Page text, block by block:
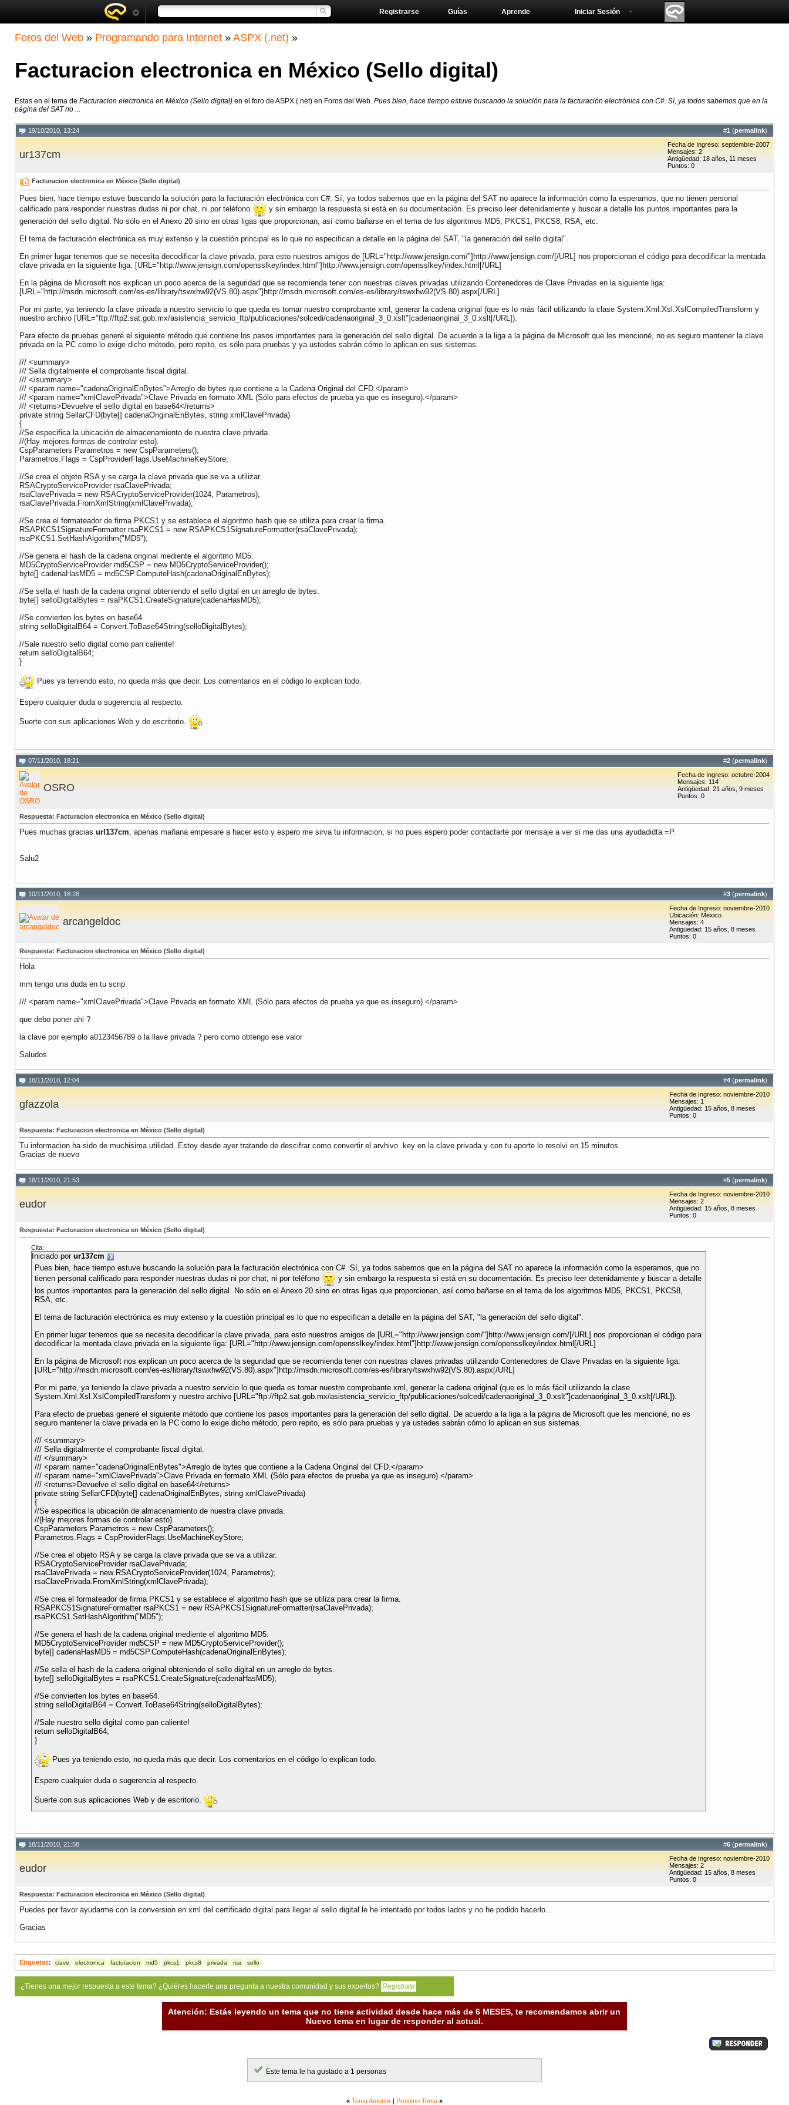
Aprende
Guías
Registrarse Iniciar Sesión
Foros del Web » Programando para Internet » ASPX (.net) »
Facturacion electronica en México (Sello digital)
Estas en el tema de Facturacion electronica en México (Sello digital) en el foro de ASPX (.net) en Foros del Web. Pues bien, hace tiempo estuve buscando la solución para la facturación electrónica con C#. Sí, ya todos sabemos que en la
página del SAT no ...
#1 (permalink)
19/10/2010, 13:24
ur137cm
Fecha de Ingreso: septiembre-2007
Mensajes: 2
Antigüedad: 18 años, 11 meses
Puntos: 0
Facturacion electronica en México (Sello digital)
Pues bien, hace tiempo estuve buscando la solución para la facturación electrónica con C#. Sí, ya todos sabemos que en la página del SAT no aparece la información como la esperamos, que no tienen personal
calificado para responder nuestras dudas ni por chat, ni por teléfono
y sin embargo la respuesta si está en su documentación. Es preciso leer detenidamente y buscar a detalle los puntos importantes para la
generación del sello digital. No sólo en el Anexo 20 sino en otras ligas que proporcionan, así como bañarse en el tema de los algoritmos MD5, PKCS1, PKCS8, RSA, etc.
El tema de facturación electrónica es muy extenso y la cuestión principal es lo que no especifican a detalle en la página del SAT, "la generación del sello digital".
En primer lugar tenemos que se necesita decodificar la clave privada, para esto nuestros amigos de [URL="http://www.jensign.com/"]http://www.jensign.com/[/URL] nos proporcionan el código para decodificar la mentada
clave privada en la siguiente liga: [URL="http://www.jensign.com/opensslkey/index.html"]http://www.jensign.com/opensslkey/index.html[/URL]
En la página de Microsoft nos explican un poco acerca de la seguridad que se recomienda tener con nuestras claves privadas utilizando Contenedores de Clave Privadas en la siguiente liga:
[URL="http://msdn.microsoft.com/es-es/library/tswxhw92(VS.80).aspx"]http://msdn.microsoft.com/es-es/library/tswxhw92(VS.80).aspx[/URL]
Por mi parte, ya teniendo la clave privada a nuestro servicio lo que queda es tomar nuestro comprobante xml, generar la cadena original (que es lo más fácil utilizando la clase System.Xml.Xsl.XslCompiledTransform y
nuestro archivo [URL="ftp://ftp2.sat.gob.mx/asistencia_servicio_ftp/publicaciones/solcedi/cadenaoriginal_3_0.xslt"]cadenaoriginal_3_0.xslt[/URL]).
Para efecto de pruebas generé el siguiente método que contiene los pasos importantes para la generación del sello digital. De acuerdo a la liga a la página de Microsoft que les mencioné, no es seguro mantener la clave
privada en la PC como lo exige dicho método, pero repito, es sólo para pruebas y ya ustedes sabrán cómo lo aplican en sus sistemas.
/// <summary>
/// Sella digitalmente el comprobante fiscal digital.
/// </summary>
/// <param name="cadenaOriginalEnBytes">Arreglo de bytes que contiene a la Cadena Original del CFD.</param>
/// <param name="xmlClavePrivada">Clave Privada en formato XML (Sólo para efectos de prueba ya que es inseguro).</param>
/// <returns>Devuelve el sello digital en base64</returns>
private string SellarCFD(byte[] cadenaOriginalEnBytes, string xmlClavePrivada)
{
//Se especifica la ubicación de almacenamiento de nuestra clave privada.
//(Hay mejores formas de controlar esto).
CspParameters Parametros = new CspParameters();
Parametros.Flags = CspProviderFlags.UseMachineKeyStore;
//Se crea el objeto RSA y se carga la clave privada que se va a utilizar.
RSACryptoServiceProvider rsaClavePrivada;
rsaClavePrivada = new RSACryptoServiceProvider(1024, Parametros);
rsaClavePrivada.FromXmlString(xmlClavePrivada);
//Se crea el formateador de firma PKCS1 y se establece el algoritmo hash que se utiliza para crear la firma.
RSAPKCS1SignatureFormatter rsaPKCS1 = new RSAPKCS1SignatureFormatter(rsaClavePrivada);
rsaPKCS1.SetHashAlgorithm("MD5");
//Se genera el hash de la cadena original mediente el algoritmo MD5.
MD5CryptoServiceProvider md5CSP = new MD5CryptoServiceProvider();
byte[] cadenaHasMD5 = md5CSP.ComputeHash(cadenaOriginalEnBytes);
//Se sella el hash de la cadena original obteniendo el sello digital en un arreglo de bytes.
byte[] selloDigitalBytes = rsaPKCS1.CreateSignature(cadenaHasMD5);
//Se convierten los bytes en base64.
string selloDigitalB64 = Convert.ToBase64String(selloDigitalBytes);
//Sale nuestro sello digital como pan caliente!
return selloDigitalB64;
}
Pues ya teniendo esto, no queda más que decir. Los comentarios en el código lo explican todo.
Espero cualquier duda o sugerencia al respecto.
Suerte con sus aplicaciones Web y de escritorio.
#2 (permalink)
07/11/2010, 18:21
OSRO
Fecha de Ingreso: octubre-2004
Mensajes: 114
Antigüedad: 21 años, 9 meses
Puntos: 0
Respuesta: Facturacion electronica en México (Sello digital)
Pues muchas gracias url137cm, apenas mañana empesare a hacer esto y espero me sirva tu informacion, si no pues espero poder contactarte por mensaje a ver si me das una ayudadidta =P.
Salu2
#3 (permalink)
10/11/2010, 18:28
arcangeldoc
Fecha de Ingreso: noviembre-2010
Ubicación: Mexico
Mensajes: 4
Antigüedad: 15 años, 8 meses
Puntos: 0
Respuesta: Facturacion electronica en México (Sello digital)
Hola
mm tengo una duda en tu scrip
/// <param name="xmlClavePrivada">Clave Privada en formato XML (Sólo para efectos de prueba ya que es inseguro).</param>
que debo poner ahi ?
la clave por ejemplo a0123456789 o la llave privada ? pero como obtengo ese valor
Saludos
#4 (permalink)
18/11/2010, 12:04
gfazzola
Fecha de Ingreso: noviembre-2010
Mensajes: 1
Antigüedad: 15 años, 8 meses
Puntos: 0
Respuesta: Facturacion electronica en México (Sello digital)
Tu informacion ha sido de muchisima utilidad. Estoy desde ayer tratando de descifrar como convertir el arvhivo .key en la clave privada y con tu aporte lo resolvi en 15 minutos.
Gracias de nuevo
#5 (permalink)
18/11/2010, 21:53
eudor
Fecha de Ingreso: noviembre-2010
Mensajes: 2
Antigüedad: 15 años, 8 meses
Puntos: 0
Respuesta: Facturacion electronica en México (Sello digital)
Cita:
Iniciado por ur137cm
Pues bien, hace tiempo estuve buscando la solución para la facturación electrónica con C#. Sí, ya todos sabemos que en la página del SAT no aparece la información como la esperamos, que no
tienen personal calificado para responder nuestras dudas ni por chat, ni por teléfono
y sin embargo la respuesta si está en su documentación. Es preciso leer detenidamente y buscar a detalle
los puntos importantes para la generación del sello digital. No sólo en el Anexo 20 sino en otras ligas que proporcionan, así como bañarse en el tema de los algoritmos MD5, PKCS1, PKCS8,
RSA, etc.
El tema de facturación electrónica es muy extenso y la cuestión principal es lo que no especifican a detalle en la página del SAT, "la generación del sello digital".
En primer lugar tenemos que se necesita decodificar la clave privada, para esto nuestros amigos de [URL="http://www.jensign.com/"]http://www.jensign.com/[/URL] nos proporcionan el código para
decodificar la mentada clave privada en la siguiente liga: [URL="http://www.jensign.com/opensslkey/index.html"]http://www.jensign.com/opensslkey/index.html[/URL]
En la página de Microsoft nos explican un poco acerca de la seguridad que se recomienda tener con nuestras claves privadas utilizando Contenedores de Clave Privadas en la siguiente liga:
[URL="http://msdn.microsoft.com/es-es/library/tswxhw92(VS.80).aspx"]http://msdn.microsoft.com/es-es/library/tswxhw92(VS.80).aspx[/URL]
Por mi parte, ya teniendo la clave privada a nuestro servicio lo que queda es tomar nuestro comprobante xml, generar la cadena original (que es lo más fácil utilizando la clase
System.Xml.Xsl.XslCompiledTransform y nuestro archivo [URL="ftp://ftp2.sat.gob.mx/asistencia_servicio_ftp/publicaciones/solcedi/cadenaoriginal_3_0.xslt"]cadenaoriginal_3_0.xslt[/URL]).
Para efecto de pruebas generé el siguiente método que contiene los pasos importantes para la generación del sello digital. De acuerdo a la liga a la página de Microsoft que les mencioné, no es
seguro mantener la clave privada en la PC como lo exige dicho método, pero repito, es sólo para pruebas y ya ustedes sabrán cómo lo aplican en sus sistemas.
/// <summary>
/// Sella digitalmente el comprobante fiscal digital.
/// </summary>
/// <param name="cadenaOriginalEnBytes">Arreglo de bytes que contiene a la Cadena Original del CFD.</param>
/// <param name="xmlClavePrivada">Clave Privada en formato XML (Sólo para efectos de prueba ya que es inseguro).</param>
/// <returns>Devuelve el sello digital en base64</returns>
private string SellarCFD(byte[] cadenaOriginalEnBytes, string xmlClavePrivada)
{
//Se especifica la ubicación de almacenamiento de nuestra clave privada.
//(Hay mejores formas de controlar esto).
CspParameters Parametros = new CspParameters();
Parametros.Flags = CspProviderFlags.UseMachineKeyStore;
//Se crea el objeto RSA y se carga la clave privada que se va a utilizar.
RSACryptoServiceProvider rsaClavePrivada;
rsaClavePrivada = new RSACryptoServiceProvider(1024, Parametros);
rsaClavePrivada.FromXmlString(xmlClavePrivada);
//Se crea el formateador de firma PKCS1 y se establece el algoritmo hash que se utiliza para crear la firma.
RSAPKCS1SignatureFormatter rsaPKCS1 = new RSAPKCS1SignatureFormatter(rsaClavePrivada);
rsaPKCS1.SetHashAlgorithm("MD5");
//Se genera el hash de la cadena original mediente el algoritmo MD5.
MD5CryptoServiceProvider md5CSP = new MD5CryptoServiceProvider();
byte[] cadenaHasMD5 = md5CSP.ComputeHash(cadenaOriginalEnBytes);
//Se sella el hash de la cadena original obteniendo el sello digital en un arreglo de bytes.
byte[] selloDigitalBytes = rsaPKCS1.CreateSignature(cadenaHasMD5);
//Se convierten los bytes en base64.
string selloDigitalB64 = Convert.ToBase64String(selloDigitalBytes);
//Sale nuestro sello digital como pan caliente!
return selloDigitalB64;
}
Pues ya teniendo esto, no queda más que decir. Los comentarios en el código lo explican todo.
Espero cualquier duda o sugerencia al respecto.
Suerte con sus aplicaciones Web y de escritorio.
#6 (permalink)
18/11/2010, 21:58
eudor
Fecha de Ingreso: noviembre-2010
Mensajes: 2
Antigüedad: 15 años, 8 meses
Puntos: 0
Respuesta: Facturacion electronica en México (Sello digital)
Puedes por favor ayudarme con la conversion en xml del certificado digital para llegar al sello digital le he intentado por todos lados y no he podido hacerlo...
Gracias
Etiquetas: clave electronica facturacion md5 pkcs1 pkcs8 privada rsa sello
¿Tienes una mejor respuesta a este tema? ¿Quiéres hacerle una pregunta a nuestra comunidad y sus expertos? Registrate
Atención: Estás leyendo un tema que no tiene actividad desde hace más de 6 MESES, te recomendamos abrir un
Nuevo tema en lugar de responder al actual.
Este tema le ha gustado a 1 personas
« Tema Anterior Próximo Tema »